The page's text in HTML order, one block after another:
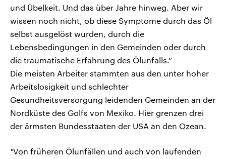
und Übelkeit. Und das über Jahre hinweg. Aber wir
wissen noch nicht, ob diese Symptome durch das Öl
selbst ausgelöst wurden, durch die
Lebensbedingungen in den Gemeinden oder durch
die traumatische Erfahrung des Ölunfalls.“
Die meisten Arbeiter stammten aus den unter hoher
Arbeitslosigkeit und schlechter
Gesundheitsversorgung leidenden Gemeinden an der
Nordküste des Golfs von Mexiko. Hier grenzen drei
der ärmsten Bundesstaaten der USA an den Ozean.
"Von früheren Ölunfällen und auch von laufenden